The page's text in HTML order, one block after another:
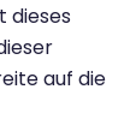
dieses
auf die